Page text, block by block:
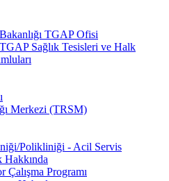
TGAP Ofisi
Sağlık Tesisleri ve Halk
Merkezi (TRSM)
Polikliniği - Acil Servis
Çalışma Programı